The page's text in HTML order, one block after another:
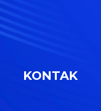
KONTAK